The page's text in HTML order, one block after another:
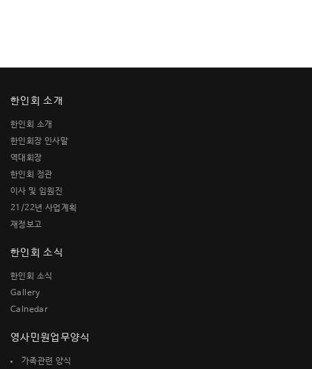
한인회 소개
한인회 소개
한인회장 인사말
역대회장
한인회 정관
이사 및 임원진
21/22년 사업계획
재정보고
한인회 소식
한인회 소식
Gallery
Calnedar
영사민원업무양식
가족관련 양식